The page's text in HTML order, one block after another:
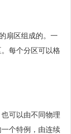
扇区组成的。一
每个分区可以格
可以由不同物理
个特例，由连续